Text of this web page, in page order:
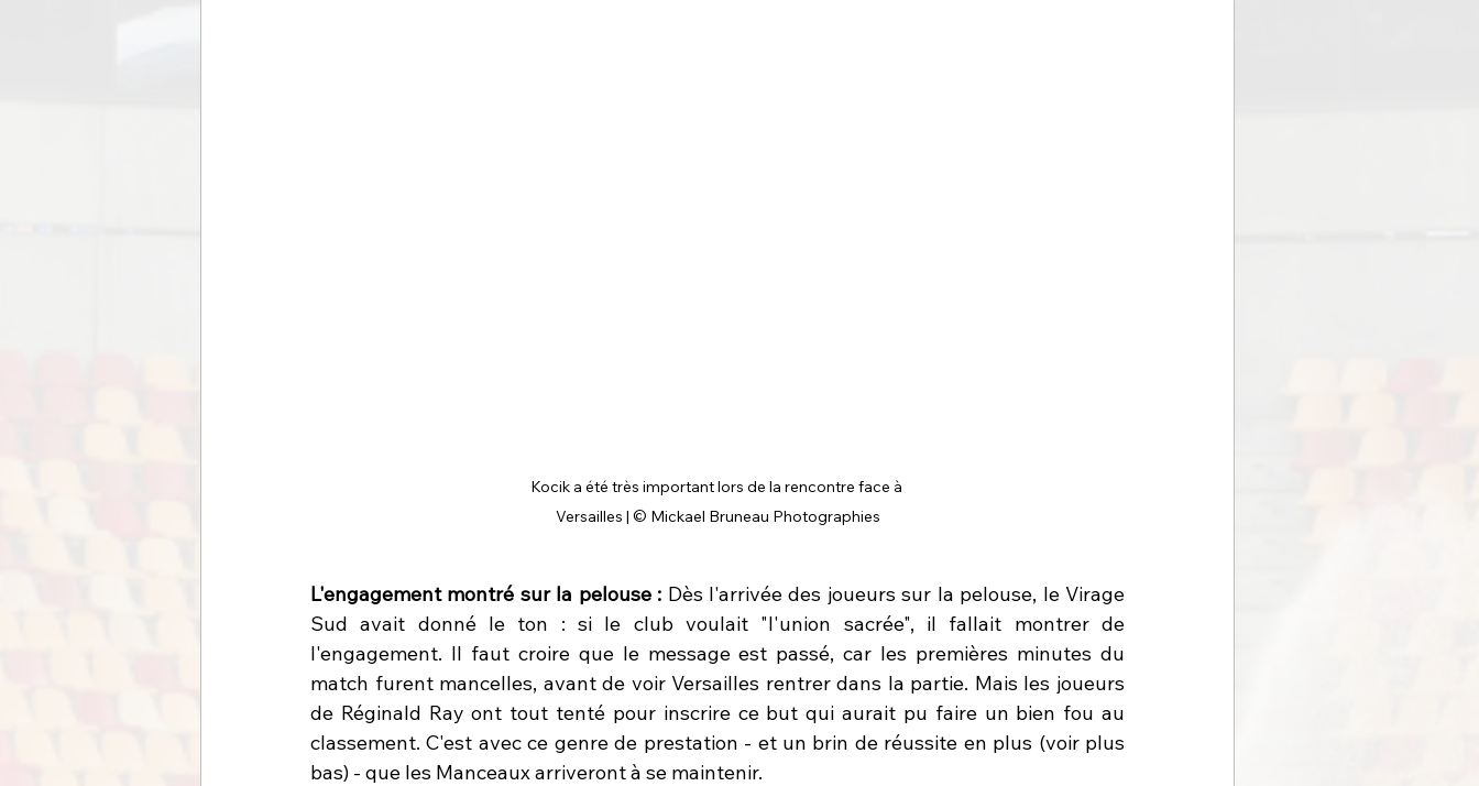
Kocik a été très important lors de la rencontre face à
Versailles | © Mickael Bruneau Photographies
L'engagement montré sur la pelouse : Dès l'arrivée des joueurs sur la pelouse, le Virage
Sud avait donné le ton : si le club voulait "l'union sacrée", il fallait montrer de
l'engagement. Il faut croire que le message est passé, car les premières minutes du
match furent mancelles, avant de voir Versailles rentrer dans la partie. Mais les joueurs
de Réginald Ray ont tout tenté pour inscrire ce but qui aurait pu faire un bien fou au
classement. C'est avec ce genre de prestation - et un brin de réussite en plus (voir plus
bas) - que les Manceaux arriveront à se maintenir.